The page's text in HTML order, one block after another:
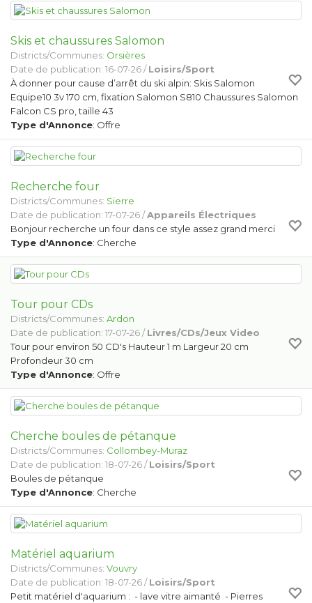
Skis et chaussures Salomon
Districts/Communes: Orsières
Date de publication: 16-07-26 /Loisirs/Sport
À donner pour cause d’arrêt du ski alpin: Skis Salomon
Equipe10 3v 170 cm, fixation Salomon S810 Chaussures Salomon
Falcon CS pro, taille 43
Type d'Annonce: Offre
Recherche four
Districts/Communes: Sierre
Date de publication: 17-07-26 /Appareils Électriques
Bonjour recherche un four dans ce style assez grand merci
Type d'Annonce: Cherche
Tour pour CDs
Districts/Communes: Ardon
Date de publication: 17-07-26 /Livres/CDs/Jeux Video
Tour pour environ 50 CD's Hauteur 1 m Largeur 20 cm
Profondeur 30 cm
Type d'Annonce: Offre
Cherche boules de pétanque
Districts/Communes: Collombey-Muraz
Date de publication: 18-07-26 /Loisirs/Sport
Boules de pétanque
Type d'Annonce: Cherche
Matériel aquarium
Districts/Communes: Vouvry
Date de publication: 18-07-26 /Loisirs/Sport
Petit matériel d'aquarium : - lave vitre aimanté - Pierres